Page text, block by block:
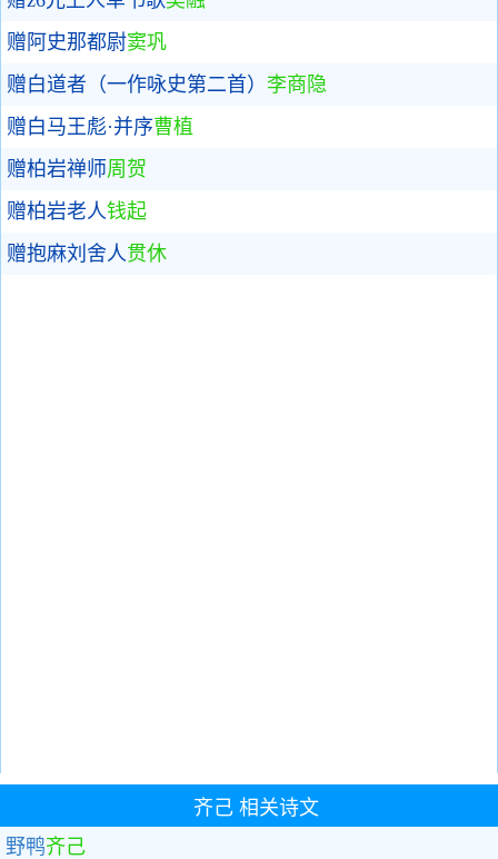
赠阿史那都尉窦巩
赠白道者（一作咏史第二首） 李商隐
赠白马王彪·并序曹植
赠柏岩禅师周贺
赠柏岩老人钱起
赠抱麻刘舍人贯休
齐己相关诗文
野鸭齐己